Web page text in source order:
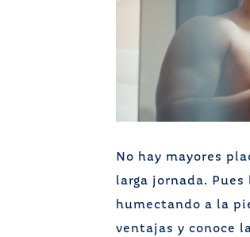
No hay mayores
larga jornada.
humectando a la
ventajas y conoce